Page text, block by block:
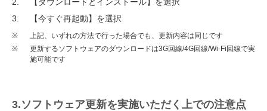
【今すぐ再起動】を選択
※
上記、いずれの方法で行った場合でも、更新内容は同じです
※
更新するソフトウェアのダウンロードは3G回線/4G回線/Wi-Fi回線で実
施可能です
3.ソフトウェア更新を実施いただく上での注意点